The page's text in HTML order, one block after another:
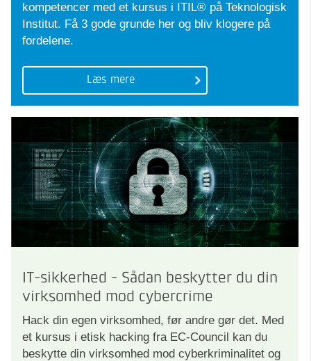
kompetencer med et kursus i ITIL® på Teknologisk
Institut. Få 3 gode grunde her og bliv klogere på
fordelene.
Læs mere
IT-sikkerhed - Sådan beskytter du din
virksomhed mod cybercrime
Hack din egen virksomhed, før andre gør det. Med
et kursus i etisk hacking fra EC-Council kan du
beskytte din virksomhed mod cyberkriminalitet og